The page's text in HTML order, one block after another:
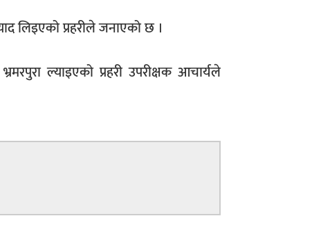
लिइएको प्रहरीले जनाएको छ ।
ल्याइएको प्रहरी उपरीक्षक आचार्यले